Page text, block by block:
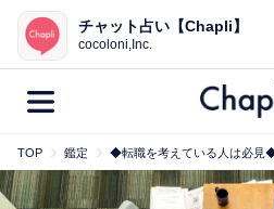
鑑定記事・占い
最新記事一覧
チャット占い【Chapli】
cocoloni,Inc.
TOP 鑑定 ◆転職を考えている人は必見